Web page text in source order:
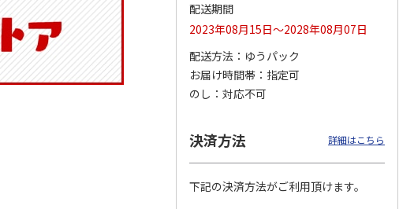
陶器ダイカットマグ
カップ ポムポムプ
コーデュロイ生地ラ
ンチバッグ ハロー
ふわっとフタタイト
ランチボックス角型
パペットスンスン
1,485円
(送料別・税込)
4,510円
(送料別・税込)
配送期間
2023年08月15日～2028年08月07日
配送方法
ゆうパック
お届け時間帯
指定可
のし
対応不可
決済方法 詳細はこちら
下記の決済方法がご利用頂けます。